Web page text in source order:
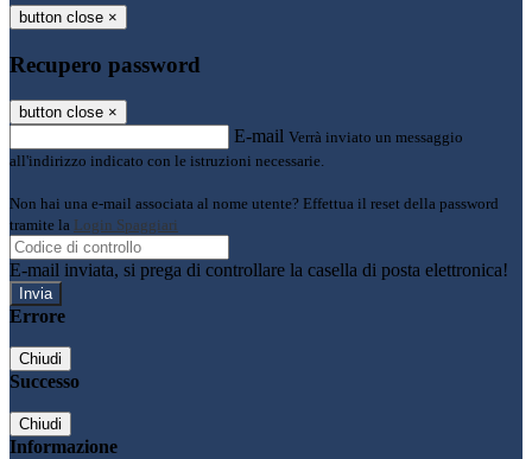
button close ×
Recupero password
button close ×
E-mail Verrà inviato un messaggio
all'indirizzo indicato con le istruzioni necessarie.
Non hai una e-mail associata al nome utente? Effettua il reset della password
tramite la Login Spaggiari
E-mail inviata, si prega di controllare la casella di posta elettronica!
Errore
Chiudi
Successo
Chiudi
Informazione